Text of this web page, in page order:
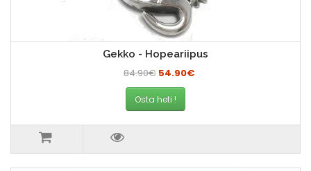
Gekko - Hopeariipus
84.90€ 54.90€
Osta heti !